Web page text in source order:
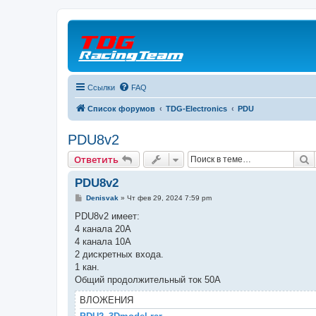
Ссылки FAQ
Список форумов TDG-Electronics PDU
PDU8v2
Ответить
PDU8v2
С
о
щ
е
и
е
Denisvak » Чт фев 29, 2024 7:59 pm
PDU8v2 имеет:
4 канала 20А
4 канала 10А
2 дискретных входа.
1 кан.
Общий продолжительный ток 50А
ВЛОЖЕНИЯ